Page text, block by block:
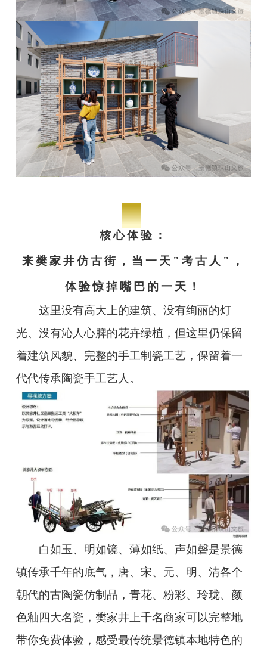
-03-
核心体验：
来樊家井仿古街，当一天"考古人"，
体验惊掉嘴巴的一天！
这里没有高大上的建筑、没有绚丽的灯
光、没有沁人心脾的花卉绿植，但这里仍保留
着建筑风貌、完整的手工制瓷工艺，保留着一
代代传承陶瓷手工艺人。
白如玉、明如镜、薄如纸、声如磬是景德
镇传承千年的底气，唐、宋、元、明、清各个
朝代的古陶瓷仿制品，青花、粉彩、玲珑、颜
色釉四大名瓷，樊家井上千名商家可以完整地
带你免费体验，感受最传统景德镇本地特色的